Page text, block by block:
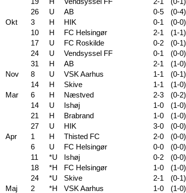
26
U AB 0-5 (0-4)
Okt
3 H HIK 0-1 (0-0)
10
H FC Helsingør 2-1 (1-1)
17
U FC Roskilde 0-2 (0-1)
24
U Vendsyssel FF 0-1 (0-0)
31
H AB 2-1 (1-0)
Nov
8 U VSK Aarhus 1-1 (0-1)
14
H Skive 1-1 (1-0)
Mar
6 H Næstved 2-3 (0-2)
14
U Ishøj 1-0 (1-0)
21
H Brabrand 1-0 (1-0)
27
U HIK 3-0 (0-0)
Apr
1 H Thisted FC 2-0 (0-0)
6
U FC Helsingør 0-0 (0-0)
11
*U Ishøj 0-2 (0-0)
18
*H FC Helsingør 1-0 (1-0)
24
*U Skive 2-1 (0-1)
Maj
2 *H VSK Aarhus 1-0 (1-0)